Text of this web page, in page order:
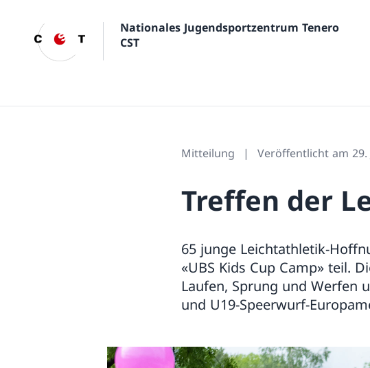
Nationales Jugendsportzentrum Tenero
CST
Mitteilung Veröffentlicht am 29.
Treffen der
65 junge Leichtathletik-
«UBS Kids Cup Camp» teil.
Laufen, Sprung und Werfen
und U19-Speerwurf-